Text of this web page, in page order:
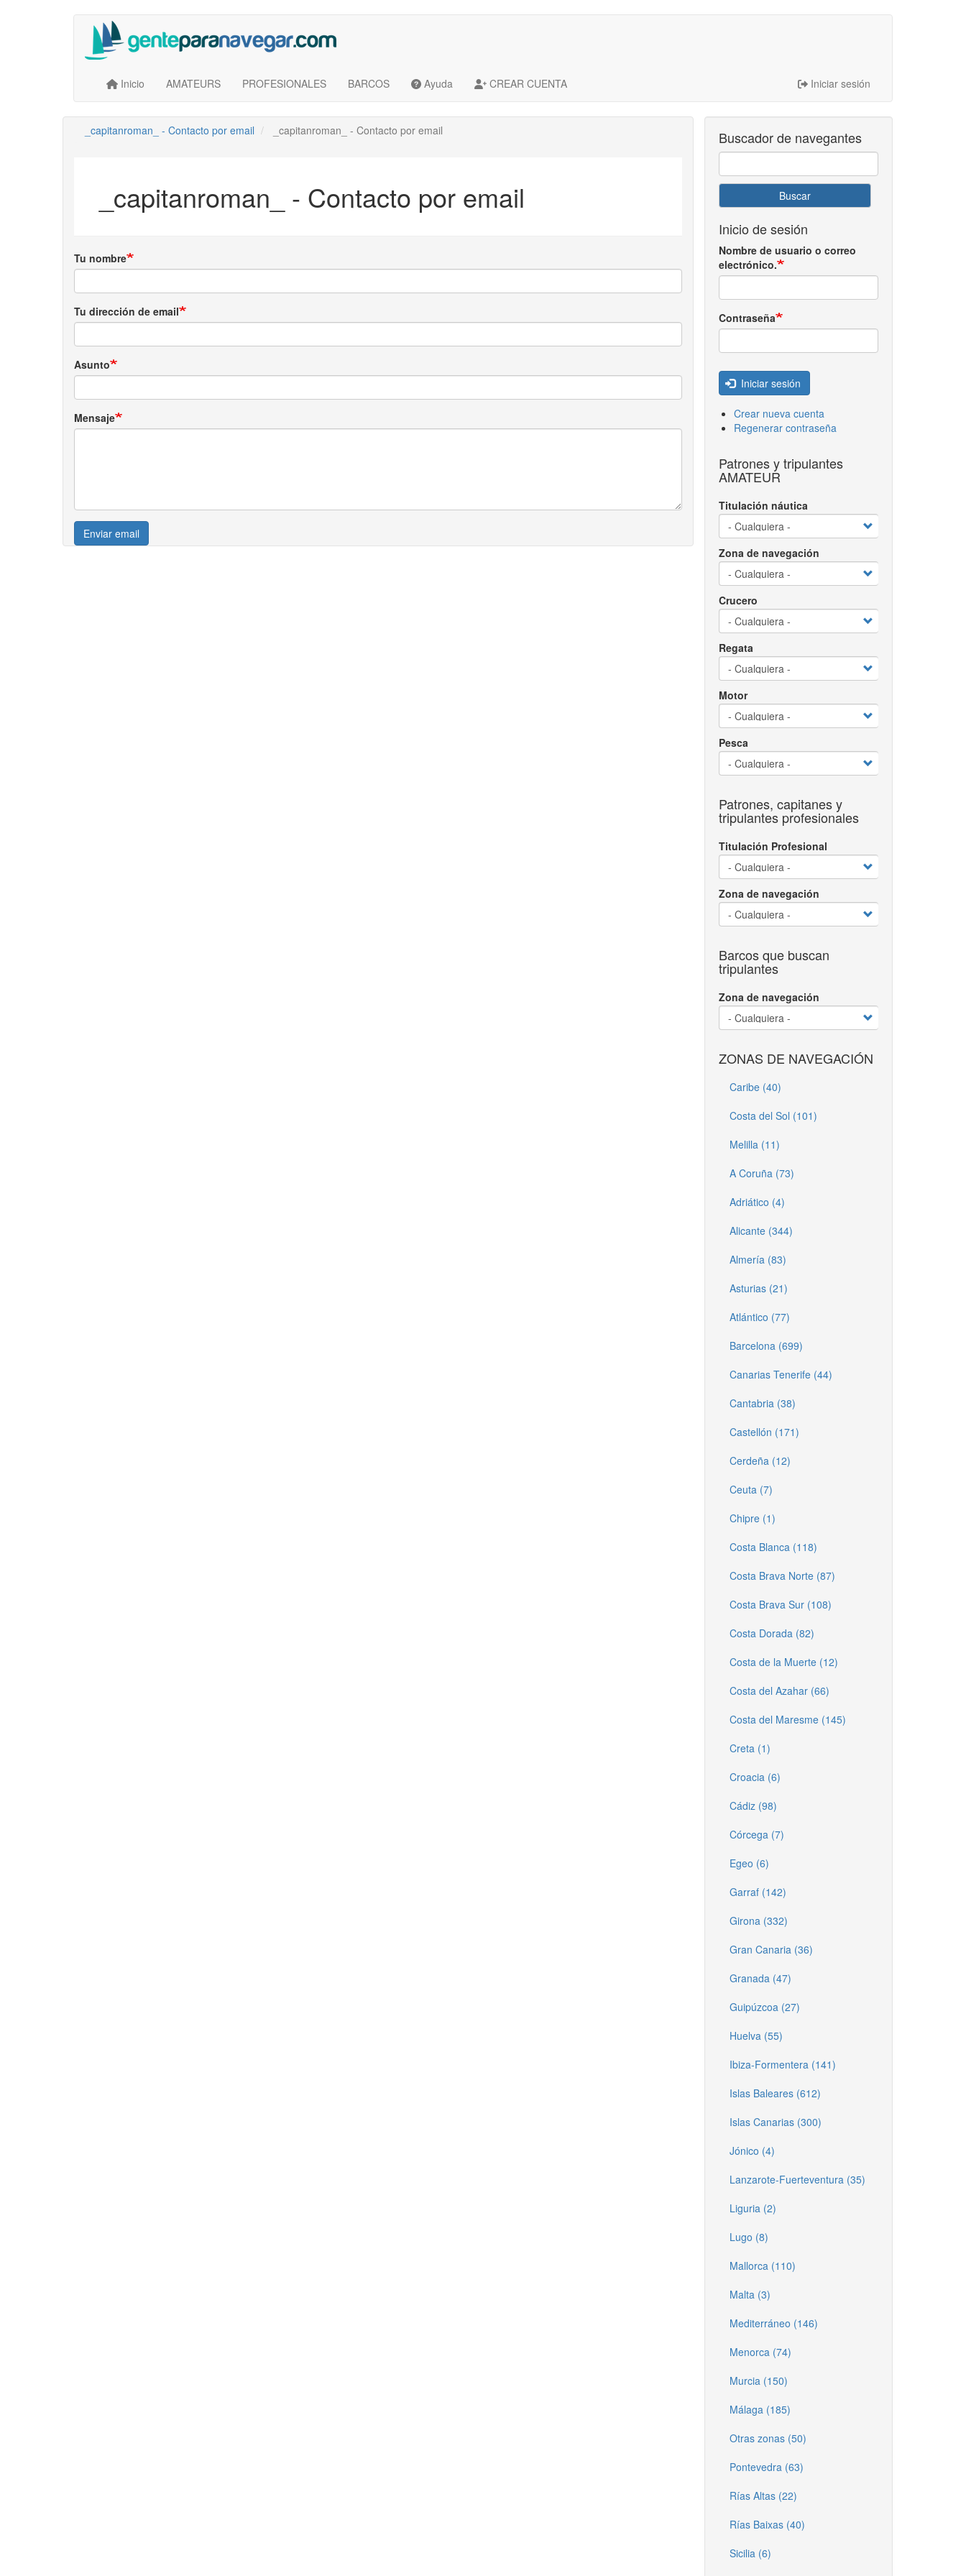
Main navigation
Inicio AMATEURS PROFESIONALES BARCOS Ayuda CREAR CUENTA
User account menu Iniciar sesión
_capitanroman_ - Contacto por email _capitanroman_ - Contacto por email
_capitanroman_ - Contacto por email
Tu nombre
Tu dirección de email
Asunto
Mensaje
Enviar email
Buscador de navegantes
Buscar
Inicio de sesión
Nombre de usuario o correo
electrónico.
Contraseña
Iniciar sesión
Crear nueva cuenta
Regenerar contraseña
Patrones y tripulantes
AMATEUR
Titulación náutica
Zona de navegación
Crucero
Regata
Motor
Pesca
Patrones, capitanes y
tripulantes profesionales
Titulación Profesional
Zona de navegación
Barcos que buscan
tripulantes
Zona de navegación
ZONAS DE NAVEGACIÓN
Caribe (40)
Costa del Sol (101)
Melilla (11)
A Coruña (73)
Adriático (4)
Alicante (344)
Almería (83)
Asturias (21)
Atlántico (77)
Barcelona (699)
Canarias Tenerife (44)
Cantabria (38)
Castellón (171)
Cerdeña (12)
Ceuta (7)
Chipre (1)
Costa Blanca (118)
Costa Brava Norte (87)
Costa Brava Sur (108)
Costa Dorada (82)
Costa de la Muerte (12)
Costa del Azahar (66)
Costa del Maresme (145)
Creta (1)
Croacia (6)
Cádiz (98)
Córcega (7)
Egeo (6)
Garraf (142)
Girona (332)
Gran Canaria (36)
Granada (47)
Guipúzcoa (27)
Huelva (55)
Ibiza-Formentera (141)
Islas Baleares (612)
Islas Canarias (300)
Jónico (4)
Lanzarote-Fuerteventura (35)
Liguria (2)
Lugo (8)
Mallorca (110)
Malta (3)
Mediterráneo (146)
Menorca (74)
Murcia (150)
Málaga (185)
Otras zonas (50)
Pontevedra (63)
Rías Altas (22)
Rías Baixas (40)
Sicilia (6)